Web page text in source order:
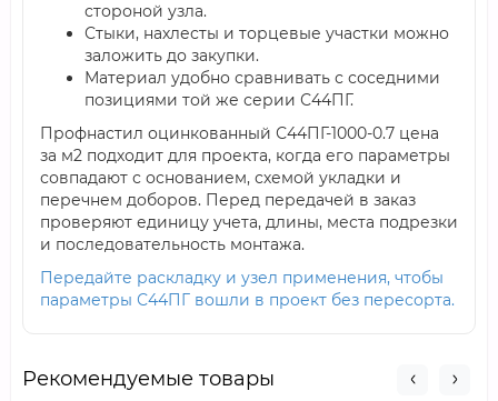
стороной узла.
Стыки, нахлесты и торцевые участки можно
заложить до закупки.
Материал удобно сравнивать с соседними
позициями той же серии С44ПГ.
Профнастил оцинкованный С44ПГ-1000-0.7 цена
за м2 подходит для проекта, когда его параметры
совпадают с основанием, схемой укладки и
перечнем доборов. Перед передачей в заказ
проверяют единицу учета, длины, места подрезки
и последовательность монтажа.
Передайте раскладку и узел применения, чтобы
параметры С44ПГ вошли в проект без пересорта.
Рекомендуемые товары